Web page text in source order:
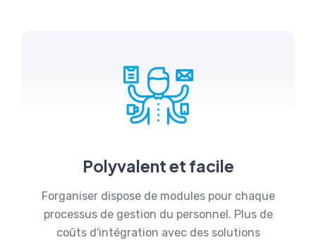
Polyvalent et facile
Forganiser dispose de modules pour chaque
processus de gestion du personnel. Plus de
coûts d'intégration avec des solutions